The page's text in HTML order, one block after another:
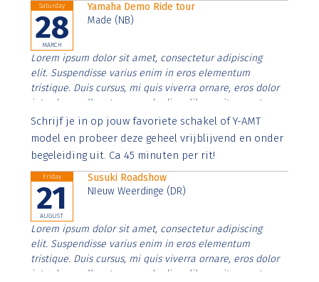
Saturday
28
MARCH
Yamaha Demo Ride tour
Made (NB)
Lorem ipsum dolor sit amet, consectetur adipiscing
elit. Suspendisse varius enim in eros elementum
tristique. Duis cursus, mi quis viverra ornare, eros dolor
interdum nulla, ut commodo diam libero vitae erat.
Aenean faucibus nibh et justo cursus id rutrum lorem
imperdiet. Nunc ut sem vitae risus tristique posuere.
Schrijf je in op jouw favoriete schakel of Y-AMT
model en probeer deze geheel vrijblijvend en onder
begeleiding uit. Ca 45 minuten per rit!
Friday
21
AUGUST
Susuki Roadshow
NIeuw Weerdinge (DR)
Lorem ipsum dolor sit amet, consectetur adipiscing
elit. Suspendisse varius enim in eros elementum
tristique. Duis cursus, mi quis viverra ornare, eros dolor
interdum nulla, ut commodo diam libero vitae erat.